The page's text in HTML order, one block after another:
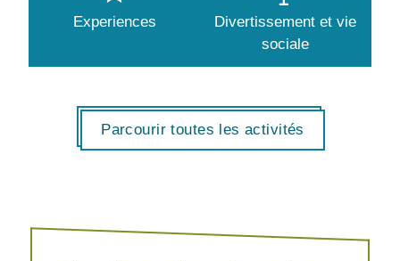
Experiences
Divertissement et vie
sociale
Parcourir toutes les activités